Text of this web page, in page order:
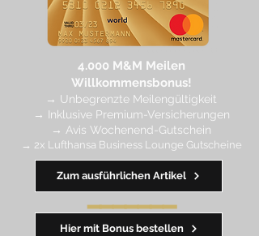
4.000 M &M Meilen
Willkommensbonus!
→ Unbegrenzte Meilengültigkeit
→ Inklusive Premium-Versicherungen
→ Avis Wochenend-Gutschein
→ 2x Lufthansa Business Lounge Gutscheine
━━━━━━━
Hier mit Bonus bestellen
Zum ausführlichen Artikel